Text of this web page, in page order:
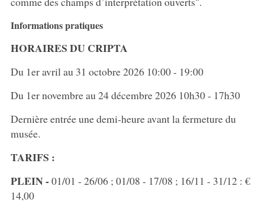
Informations pratiques
HORAIRES DU CRIPTA
Du 1er avril au 31 octobre 2026 10:00 - 19:00
Du 1er novembre au 24 décembre 2026 10h30 - 17h30
Dernière entrée une demi-heure avant la fermeture du
musée.
TARIFS :
PLEIN - 01/01 - 26/06 ; 01/08 - 17/08 ; 16/11 - 31/12 : €
14,00